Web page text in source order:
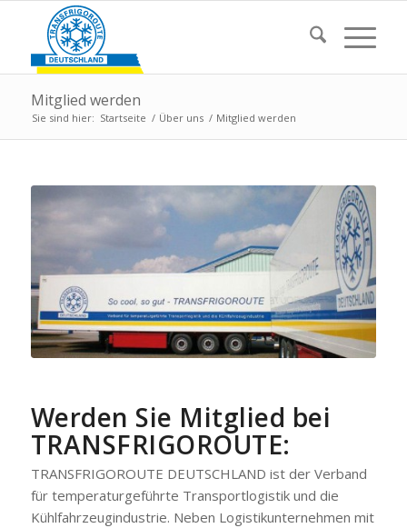
Mitglied werden
Sie sind hier: Startseite / Über uns / Mitglied werden
Werden Sie Mitglied bei
TRANSFRIGOROUTE:
TRANSFRIGOROUTE DEUTSCHLAND ist der Verband
für temperaturgeführte Transportlogistik und die
Kühlfahrzeugindustrie. Neben Logistikunternehmen mit